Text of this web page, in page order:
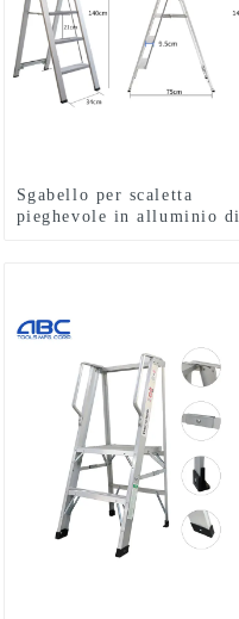
Sgabello per scaletta
pieghevole in alluminio di